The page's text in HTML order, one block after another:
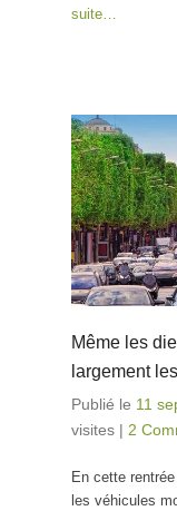
suite…
Même les
largement
Publié le 11
visites | 2
En cette
les véhicules